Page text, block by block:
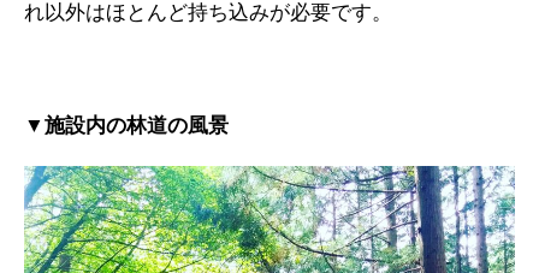
れ以外はほとんど持ち込みが必要です。
▼施設内の林道の風景